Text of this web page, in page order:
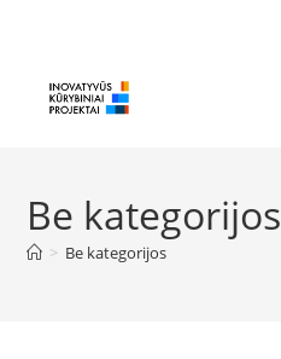
Be kategorijos
> Be kategorijos